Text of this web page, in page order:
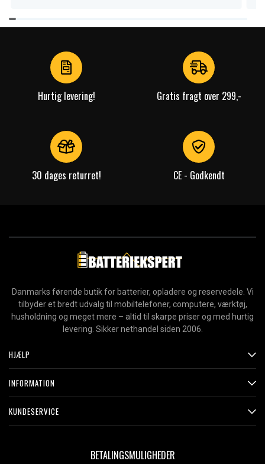
Item
1
Hurtig levering! Gratis fragt over 299,-
30 dages returret! CE - Godkendt
Danmarks førende butik for batterier, opladere og reservedele. Vi
tilbyder et bredt udvalg til mobiltelefoner, computere, værktøj,
husholdning og meget mere – altid til skarpe priser og med hurtig
levering. Sikker nethandel siden 2006.
HJÆLP
INFORMATION
KUNDESERVICE
BETALINGSMULIGHEDER